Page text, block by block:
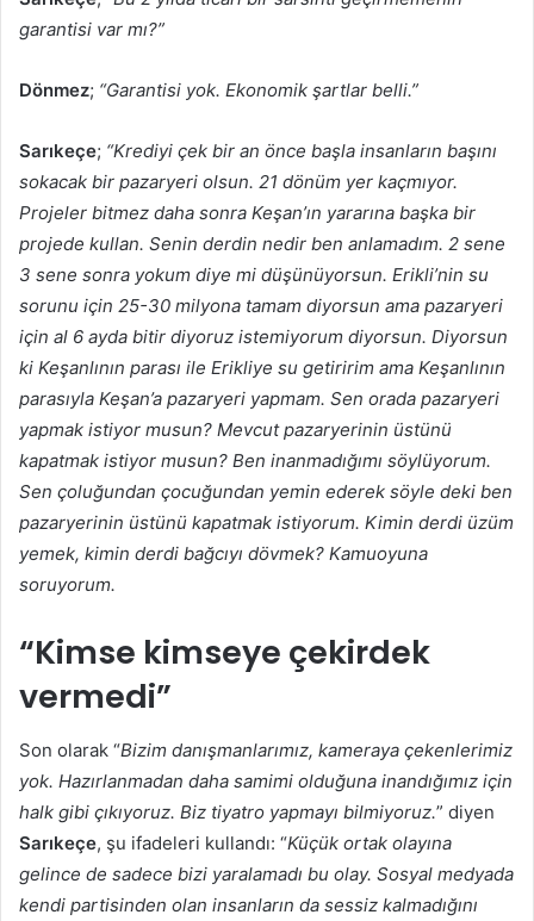
garantisi var mı?”
Dönmez; “Garantisi yok. Ekonomik şartlar belli.”
Sarıkeçe; “Krediyi çek bir an önce başla insanların başını
sokacak bir pazaryeri olsun. 21 dönüm yer kaçmıyor.
Projeler bitmez daha sonra Keşan’ın yararına başka bir
projede kullan. Senin derdin nedir ben anlamadım. 2 sene
3 sene sonra yokum diye mi düşünüyorsun. Erikli’nin su
sorunu için 25-30 milyona tamam diyorsun ama pazaryeri
için al 6 ayda bitir diyoruz istemiyorum diyorsun. Diyorsun
ki Keşanlının parası ile Erikliye su getiririm ama Keşanlının
parasıyla Keşan’a pazaryeri yapmam. Sen orada pazaryeri
yapmak istiyor musun? Mevcut pazaryerinin üstünü
kapatmak istiyor musun? Ben inanmadığımı söylüyorum.
Sen çoluğundan çocuğundan yemin ederek söyle deki ben
pazaryerinin üstünü kapatmak istiyorum. Kimin derdi üzüm
yemek, kimin derdi bağcıyı dövmek? Kamuoyuna
soruyorum.
“Kimse kimseye çekirdek
vermedi”
Son olarak “Bizim danışmanlarımız, kameraya çekenlerimiz
yok. Hazırlanmadan daha samimi olduğuna inandığımız için
halk gibi çıkıyoruz. Biz tiyatro yapmayı bilmiyoruz.” diyen
Sarıkeçe, şu ifadeleri kullandı: “Küçük ortak olayına
gelince de sadece bizi yaralamadı bu olay. Sosyal medyada
kendi partisinden olan insanların da sessiz kalmadığını